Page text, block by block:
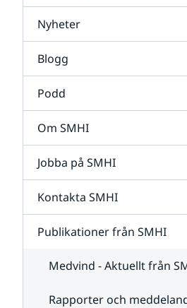
Nyheter
Blogg
Podd
Om SMHI
Jobba på SMHI
Kontakta SMHI
Publikationer från SMHI
Medvind - Aktuellt från
Rapporter och